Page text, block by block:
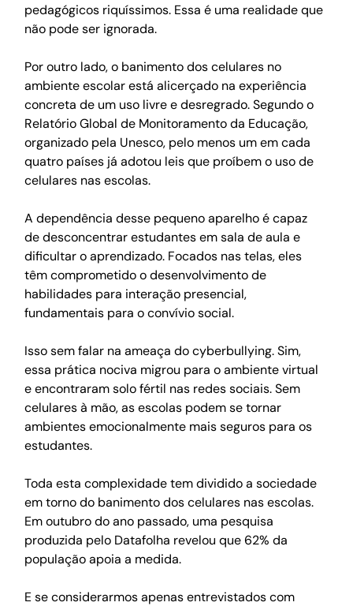
pedagógicos riquíssimos. Essa é uma realidade que
não pode ser ignorada.
Por outro lado, o banimento dos celulares no
ambiente escolar está alicerçado na experiência
concreta de um uso livre e desregrado. Segundo o
Relatório Global de Monitoramento da Educação,
organizado pela Unesco, pelo menos um em cada
quatro países já adotou leis que proíbem o uso de
celulares nas escolas.
A dependência desse pequeno aparelho é capaz
de desconcentrar estudantes em sala de aula e
dificultar o aprendizado. Focados nas telas, eles
têm comprometido o desenvolvimento de
habilidades para interação presencial,
fundamentais para o convívio social.
Isso sem falar na ameaça do cyberbullying. Sim,
essa prática nociva migrou para o ambiente virtual
e encontraram solo fértil nas redes sociais. Sem
celulares à mão, as escolas podem se tornar
ambientes emocionalmente mais seguros para os
estudantes.
Toda esta complexidade tem dividido a sociedade
em torno do banimento dos celulares nas escolas.
Em outubro do ano passado, uma pesquisa
produzida pelo Datafolha revelou que 62% da
população apoia a medida.
E se considerarmos apenas entrevistados com